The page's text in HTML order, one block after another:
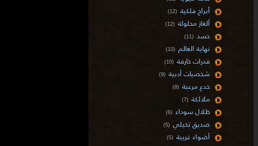
أبراج فلكية (12)
ألغاز محلولة (12)
حسد (11)
نهاية العالم (10)
قدرات خارقة (10)
شخصيات أدبية (9)
خدع مرعبة (8)
ملائكة (7)
ظلال سوداء (6)
صديق تخيلي (5)
أضواء غريبة (5)